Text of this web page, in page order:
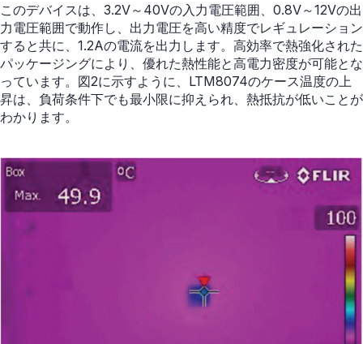
このデバイスは、3.2V～40Vの入力電圧範囲、0.8V～12Vの出
力電圧範囲で動作し、出力電圧を高い精度でレギュレーション
すると共に、1.2Aの電流を出力します。高効率で熱強化された
パッケージングにより、優れた熱性能と高電力密度が可能とな
っています。図2に示すように、LTM8074のケース温度の上
昇は、負荷条件下でも最小限に抑えられ、熱抵抗が低いことが
わかります。